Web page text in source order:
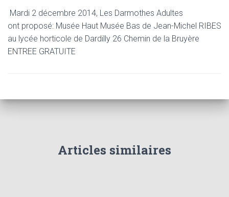
Mardi 2 décembre 2014, Les Darmothes Adultes
ont proposé: Musée Haut Musée Bas de Jean-Michel RIBES
au lycée horticole de Dardilly 26 Chemin de la Bruyère
ENTREE GRATUITE
Articles similaires